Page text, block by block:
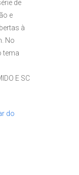
de
e
à
No
tema
E SC
do